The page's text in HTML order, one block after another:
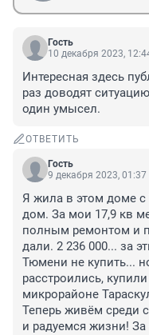
Гость
10 декабря 2023,
Интересная здесь
раз доводят
один умысел.
ОТВЕТИТЬ
Гость
9 декабря 2023, 01:37
Я жила в этом доме с
дом. За мои 17,9 кв
полным ремонтом и
дали. 2 236 000... за
Тюмени не купить...
расстроились,
микрорайоне
Теперь живём среди
и радуемся жизни! За